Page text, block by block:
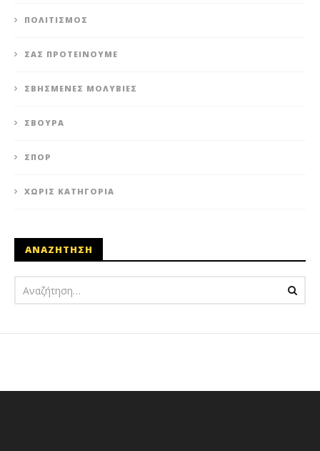
ΠΟΛΙΤΙΣΜΌΣ
ΣΑΣ ΠΡΟΤΕΊΝΟΥΜΕ
ΣΒΗΣΜΈΝΕΣ ΜΟΛΥΒΙΈΣ
ΣΒΟΎΡΑ
ΣΠΟΡ
ΧΩΡΊΣ ΚΑΤΗΓΟΡΊΑ
ΑΝΑΖΗΤΗΣΗ